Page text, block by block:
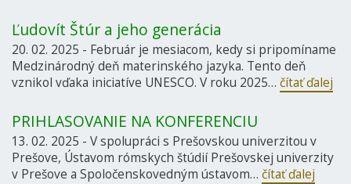
Ľudovít Štúr a jeho generácia
20. 02. 2025 - Február je mesiacom, kedy si pripomíname
Medzinárodný deň materinského jazyka. Tento deň
vznikol vďaka iniciatíve UNESCO. V roku 2025… čítať ďalej
PRIHLASOVANIE NA KONFERENCIU
13. 02. 2025 - V spolupráci s Prešovskou univerzitou v
Prešove, Ústavom rómskych štúdií Prešovskej univerzity
v Prešove a Spoločenskovedným ústavom… čítať ďalej